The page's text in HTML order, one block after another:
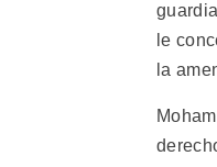
le
la